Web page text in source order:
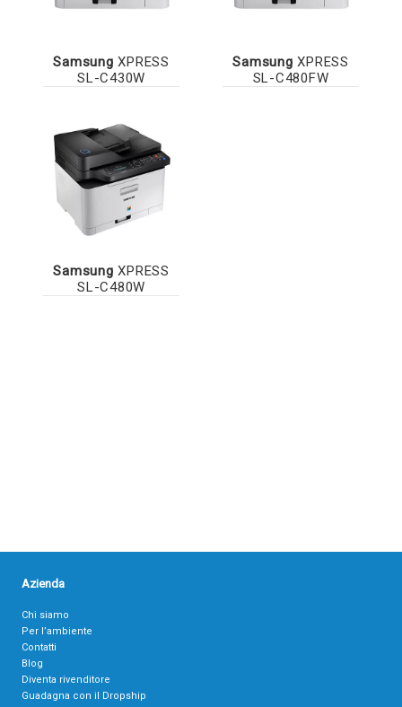
Samsung XPRESS
SL-C430W
Samsung XPRESS
SL-C480FW
Samsung XPRESS
SL-C480W
Azienda
Chi siamo
Per l’ambiente
Contatti
Blog
Diventa rivenditore
Guadagna con il Dropship